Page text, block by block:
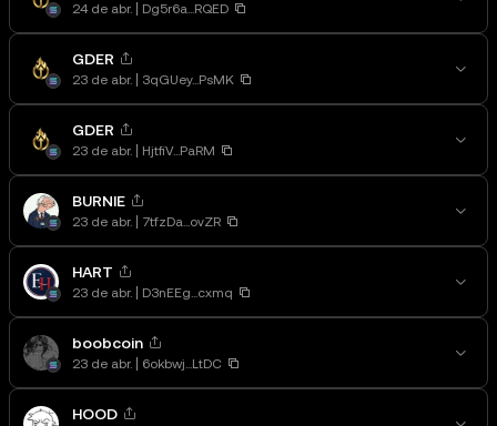
24 de abr. Dg5r6a...RQED
GDER
23 de abr. 3qGUey...PsMK
GDER
23 de abr. HjtfiV...PaRM
BURNIE
23 de abr. 7tfzDa...ovZR
HART
23 de abr. D3nEEg...cxmq
boobcoin
23 de abr. 6okbwj...LtDC
HOOD